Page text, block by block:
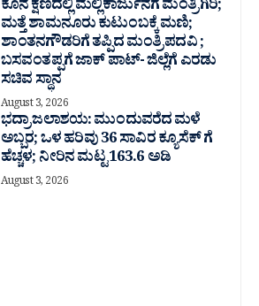
ಕೊನೆ ಕ್ಷಣದಲ್ಲಿ ಮಲ್ಲಿಕಾರ್ಜುನಗೆ ಮಂತ್ರಿಗಿರಿ;
ಮತ್ತೆ ಶಾಮನೂರು ಕುಟುಂಬಕ್ಕೆ ಮಣಿ;
ಶಾಂತನಗೌಡರಿಗೆ ತಪ್ಪಿದ ಮಂತ್ರಿ ಪದವಿ ;
ಬಸವಂತಪ್ಪಗೆ ಜಾಕ್ ಪಾಟ್- ಜಿಲ್ಲೆಗೆ ಎರಡು
ಸಚಿವ ಸ್ಥಾನ
August 3, 2026
ಭದ್ರಾ ಜಲಾಶಯ: ಮುಂದುವರೆದ ಮಳೆ
ಅಬ್ಬರ; ಒಳ ಹರಿವು 36 ಸಾವಿರ‌ ಕ್ಯೂಸೆಕ್ ಗೆ
ಹೆಚ್ಚಳ; ನೀರಿನ ಮಟ್ಟ 163.6 ಅಡಿ
August 3, 2026